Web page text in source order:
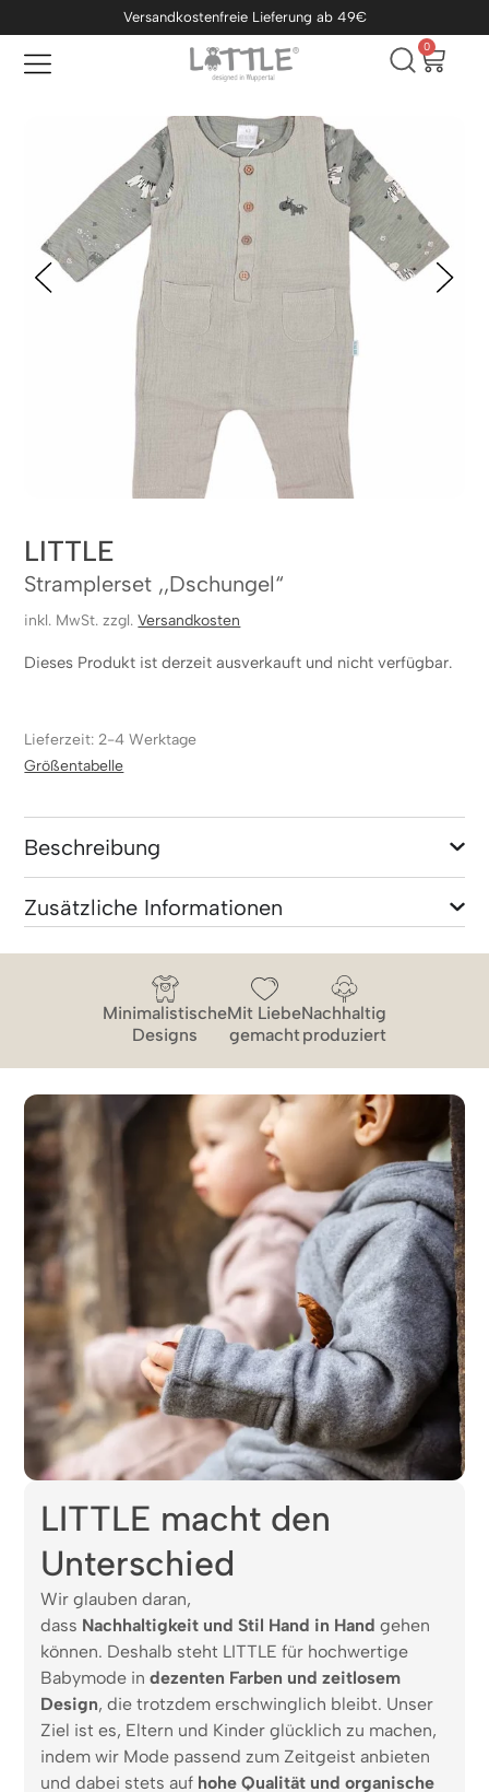
Versandkostenfreie Lieferung ab 49€
0
LITTLE
Stramplerset ,,Dschungel“
inkl. MwSt. zzgl.Versandkosten
Dieses Produkt ist derzeit ausverkauft und nicht verfügbar.
Lieferzeit: 2-4 Werktage
Größentabelle
Beschreibung
Zusätzliche Informationen
Minimalistische
Designs
Mit Liebe
gemacht
Nachhaltig
produziert
LITTLE macht den
Unterschied
Wir glauben daran,
dass Nachhaltigkeit und Stil Hand in Hand gehen
können. Deshalb steht LITTLE für hochwertige
Babymode in dezenten Farben und zeitlosem
Design, die trotzdem erschwinglich bleibt. Unser
Ziel ist es, Eltern und Kinder glücklich zu machen,
indem wir Mode passend zum Zeitgeist anbieten
und dabei stets auf hohe Qualität und organische